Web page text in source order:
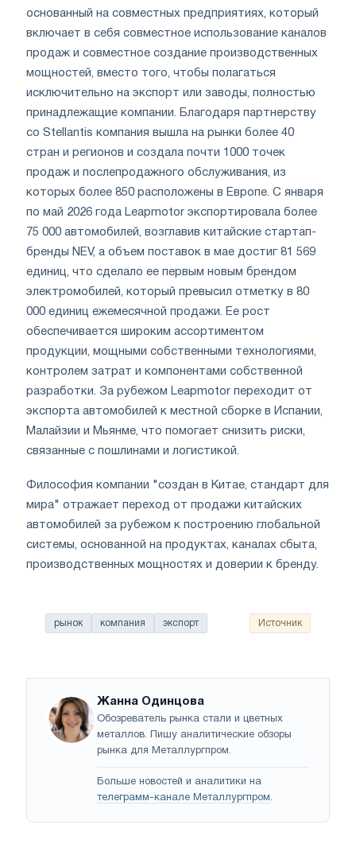
основанный на совместных предприятиях, который
включает в себя совместное использование каналов
продаж и совместное создание производственных
мощностей, вместо того, чтобы полагаться
исключительно на экспорт или заводы, полностью
принадлежащие компании. Благодаря партнерству
со Stellantis компания вышла на рынки более 40
стран и регионов и создала почти 1000 точек
продаж и послепродажного обслуживания, из
которых более 850 расположены в Европе. С января
по май 2026 года Leapmotor экспортировала более
75 000 автомобилей, возглавив китайские стартап-
бренды NEV, а объем поставок в мае достиг 81 569
единиц, что сделало ее первым новым брендом
электромобилей, который превысил отметку в 80
000 единиц ежемесячной продажи. Ее рост
обеспечивается широким ассортиментом
продукции, мощными собственными технологиями,
контролем затрат и компонентами собственной
разработки. За рубежом Leapmotor переходит от
экспорта автомобилей к местной сборке в Испании,
Малайзии и Мьянме, что помогает снизить риски,
связанные с пошлинами и логистикой.
Философия компании "создан в Китае, стандарт для
мира" отражает переход от продажи китайских
автомобилей за рубежом к построению глобальной
системы, основанной на продуктах, каналах сбыта,
производственных мощностях и доверии к бренду.
рынок компания экспорт Источник
Жанна Одинцова
Обозреватель рынка стали и цветных
металлов. Пишу аналитические обзоры
рынка для Металлургпром.
Больше новостей и аналитики на
телеграмм-канале Металлургпром.